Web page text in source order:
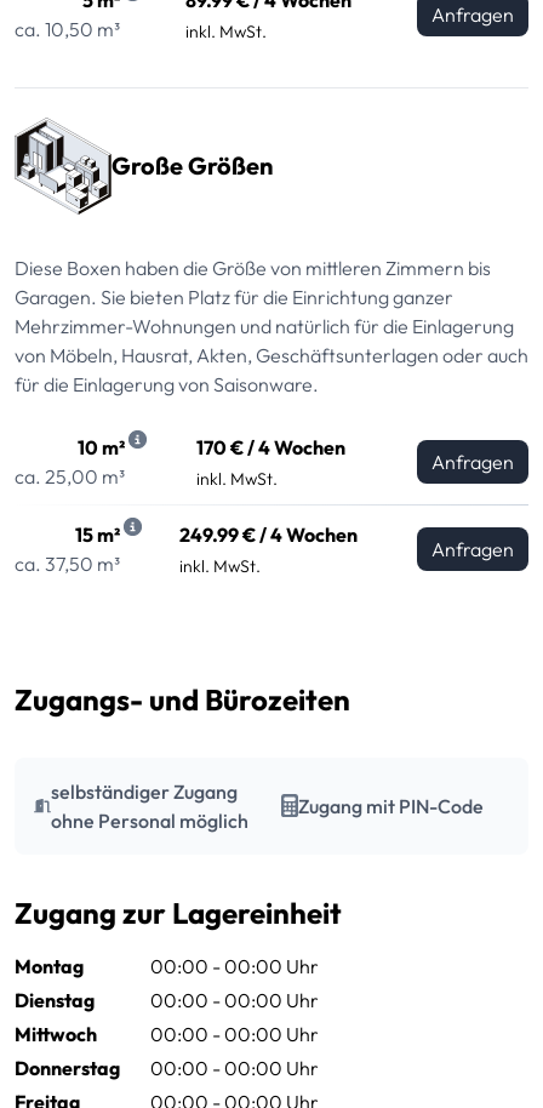
ca. 10,50 m³
inkl. MwSt.
Anfragen
Große Größen
Diese Boxen haben die Größe von mittleren Zimmern bis
Garagen. Sie bieten Platz für die Einrichtung ganzer
Mehrzimmer-Wohnungen und natürlich für die Einlagerung
von Möbeln, Hausrat, Akten, Geschäftsunterlagen oder auch
für die Einlagerung von Saisonware.
10 m²
ca. 25,00 m³
170 € / 4 Wochen
inkl. MwSt.
Anfragen
15 m²
ca. 37,50 m³
249.99 € / 4 Wochen
inkl. MwSt.
Anfragen
Zugangs- und Bürozeiten
selbständiger Zugang
ohne Personal möglich
Zugang mit PIN-Code
Zugang zur Lagereinheit
Montag
00:00 - 00:00 Uhr
Dienstag
00:00 - 00:00 Uhr
Mittwoch
00:00 - 00:00 Uhr
Donnerstag
00:00 - 00:00 Uhr
Freitag
00:00 - 00:00 Uhr